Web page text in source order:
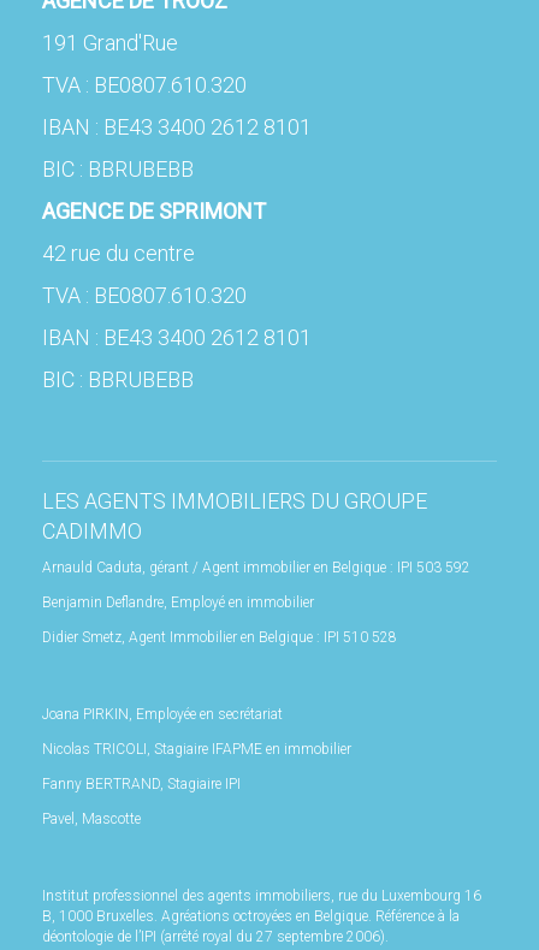
191 Grand'Rue
TVA : BE0807.610.320
IBAN : BE43 3400 2612 8101
BIC : BBRUBEBB
AGENCE DE SPRIMONT
42 rue du centre
TVA : BE0807.610.320
IBAN : BE43 3400 2612 8101
BIC : BBRUBEBB
LES AGENTS IMMOBILIERS DU GROUPE
CADIMMO
Arnauld Caduta, gérant / Agent immobilier en Belgique : IPI 503 592
Benjamin Deflandre, Employé en immobilier
Didier Smetz, Agent Immobilier en Belgique : IPI 510 528
Joana PIRKIN, Employée en secrétariat
Nicolas TRICOLI, Stagiaire IFAPME en immobilier
Fanny BERTRAND, Stagiaire IPI
Pavel, Mascotte
Institut professionnel des agents immobiliers, rue du Luxembourg 16
B, 1000 Bruxelles. Agréations octroyées en Belgique. Référence à la
déontologie de l’IPI (arrêté royal du 27 septembre 2006).